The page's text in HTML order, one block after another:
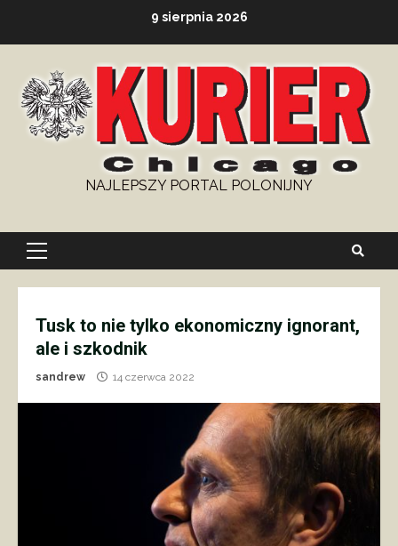
9 sierpnia 2026
NAJLEPSZY PORTAL POLONIJNY
Primary
Tusk to nie tylko ekonomiczny ignorant,
ale i szkodnik
sandrew 14 czerwca 2022